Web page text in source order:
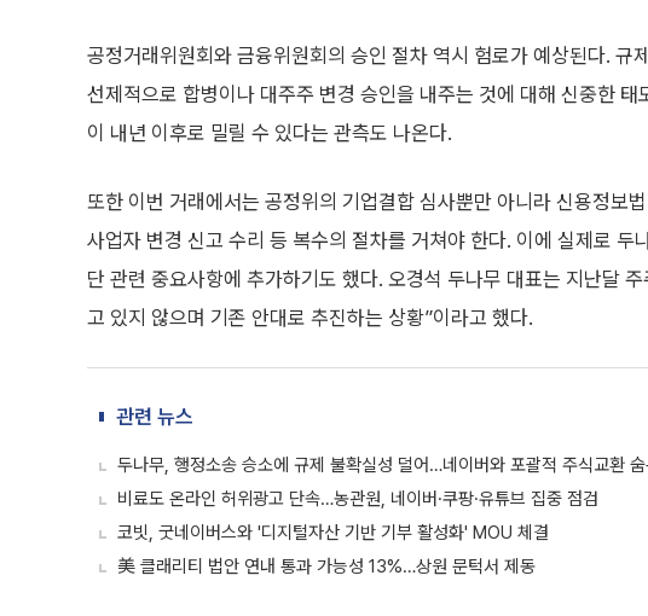
공정거래위원회와 금융위원회의 승인 절차 역시 험로가 예상된다. 규
선제적으로 합병이나 대주주 변경 승인을 내주는 것에 대해 신중한
이 내년 이후로 밀릴 수 있다는 관측도 나온다.
또한 이번 거래에서는 공정위의 기업결합 심사뿐만 아니라 신용정보
사업자 변경 신고 수리 등 복수의 절차를 거쳐야 한다. 이에 실제로
단 관련 중요사항에 추가하기도 했다. 오경석 두나무 대표는 지난달
고 있지 않으며 기존 안대로 추진하는 상황”이라고 했다.
관련 뉴스
두나무, 행정소송 승소에 규제 불확실성 덜어…네이버와 포괄적 주식교환
비료도 온라인 허위광고 단속…농관원, 네이버·쿠팡·유튜브 집중 점검
코빗, 굿네이버스와 '디지털자산 기반 기부 활성화' MOU 체결
美 클래리티 법안 연내 통과 가능성 13%…상원 문턱서 제동